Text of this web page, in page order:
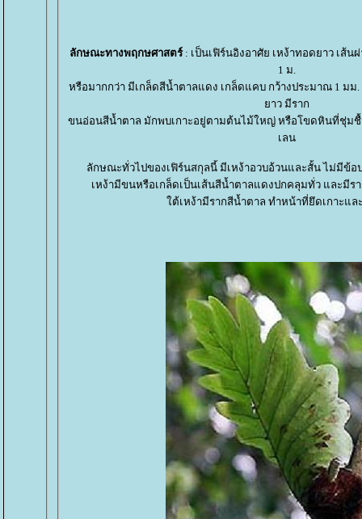
ลักษณะทางพฤกษศาสตร์ : เป็นเฟิร์นอิงอาศัย เหง้าทอดยาว เส้น
1 ม.
หรือมากกว่า มีเกล็ดสีน้ำตาลแดง เกล็ดแคบ กว้างประมาณ 1 มม.
าว มีราก
ขนอ่อนสีน้ำตาล มักพบเกาะอยู่ตามต้นไม้ใหญ่ หรือโขดหินที่ชุ่ม
เลน
ลักษณะทั่วไปของเฟิร์นสกุลนี้ มีเหง้าอวบอ้วนและสั้น ไม่มีข้อ
เหง้ามีขนหรือเกล็ดเป็นเส้นสีน้ำตาลแดงปกคลุมทั่ว และมีร
ต้เหง้ามีรากสีน้ำตาล ทำหน้าที่ยึดเกาะแล